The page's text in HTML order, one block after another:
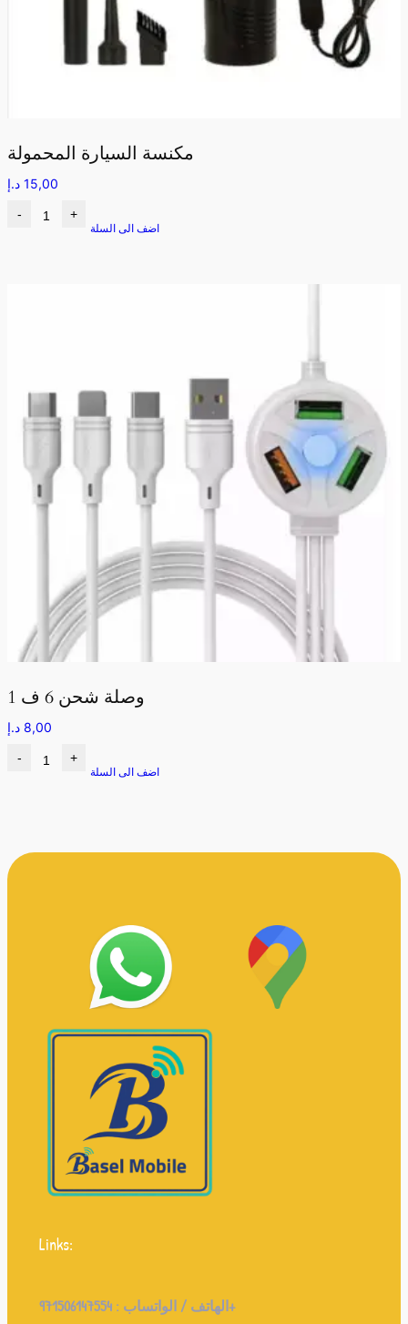
مكنسة السيارة المحمولة
15,00 د.إ
- +
اضف الى السلة
وصلة شحن 6 ف 1
8,00 د.إ
- +
اضف الى السلة
Links:
الهاتف / الواتساب :971506147554+